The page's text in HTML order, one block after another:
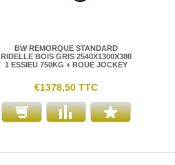
BW REMORQUE STANDARD
RIDELLE BOIS GRIS 2540X1300X380
1 ESSIEU 750KG + ROUE JOCKEY
€1378,50 TTC